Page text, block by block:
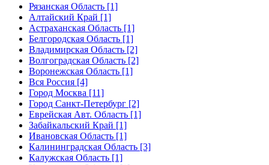
Рязанская Область [1]
Алтайский Край [1]
Астраханская Область [1]
Белгородская Область [1]
Владимирская Область [2]
Волгоградская Область [2]
Воронежская Область [1]
Вся Россия [4]
Город Москва [11]
Город Санкт-Петербург [2]
Еврейская Авт. Область [1]
Забайкальский Край [1]
Ивановская Область [1]
Калининградская Область [3]
Калужская Область [1]